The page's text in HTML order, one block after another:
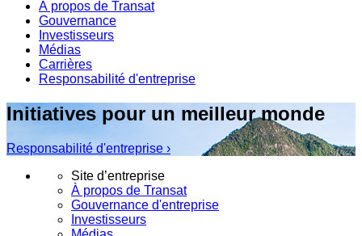
À propos de Transat
Gouvernance
Investisseurs
Médias
Carrières
Responsabilité d'entreprise
Initiatives pour un meilleur monde
Responsabilité d'entreprise ›
Site d’entreprise
À propos de Transat
Gouvernance d'entreprise
Investisseurs